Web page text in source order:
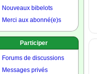
Nouveaux bibelots
Merci aux abonné(e)s
Participer
Forums de discussions
Messages privés